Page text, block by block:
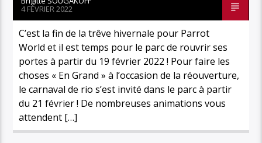
4 FÉVRIER 2022
C’est la fin de la trêve hivernale pour Parrot
World et il est temps pour le parc de rouvrir ses
portes à partir du 19 février 2022 ! Pour faire les
choses « En Grand » à l’occasion de la réouverture,
le carnaval de rio s’est invité dans le parc à partir
du 21 février ! De nombreuses animations vous
attendent […]